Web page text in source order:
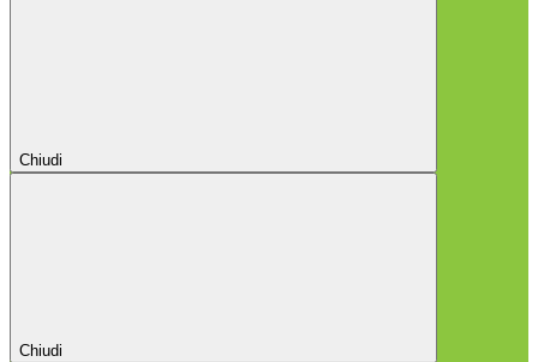
Chiudi
Chiudi